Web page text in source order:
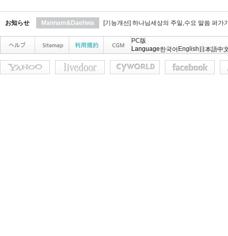
お知らせ Mannam&Daehwa [기능개선] 하나님세상의 주일,수요 말씀 퍼가
PC版
Language한국어 English 日本語中